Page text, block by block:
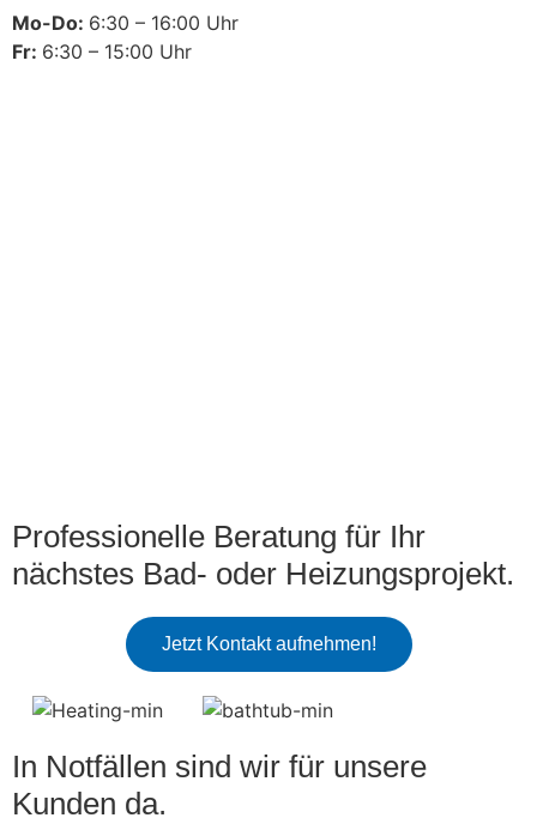
Mo-Do: 6:30 – 16:00 Uhr
Fr: 6:30 – 15:00 Uhr
Professionelle Beratung für Ihr
nächstes Bad- oder Heizungsprojekt.
Jetzt Kontakt aufnehmen!
In Notfällen sind wir für unsere
Kunden da.